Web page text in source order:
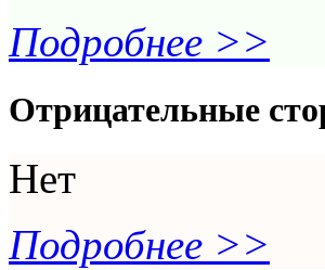
Подробнее >>
Отрицательные
Нет
Подробнее >>